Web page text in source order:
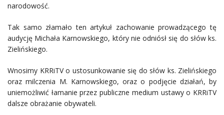
narodowość.
Tak samo złamało ten artykuł zachowanie prowadzącego tę
audycję Michała Karnowskiego, który nie odniósł się do słów ks.
Zielińskiego.
Wnosimy KRRiTV o ustosunkowanie się do słów ks. Zielińskiego
oraz milczenia M. Karnowskiego, oraz o podjęcie działań, by
uniemożliwić łamanie przez publiczne medium ustawy o KRRiTV
dalsze obrażanie obywateli.